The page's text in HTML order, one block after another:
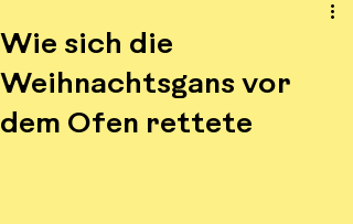
Wie sich die
Weihnachtsgans vor
dem Ofen rettete